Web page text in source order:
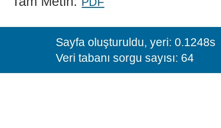
Sayfa oluşturuldu, yeri: 0.1248s
Veri tabanı sorgu sayısı: 64